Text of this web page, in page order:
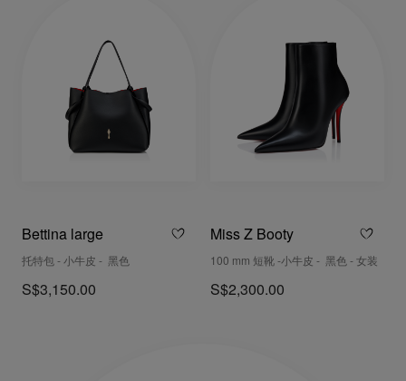
Bettina large
托特包 - 小牛皮 - 黑色
S$3,150.00
Miss Z Booty
100 mm 短靴 -小牛皮 - 黑色 - 女装
S$2,300.00